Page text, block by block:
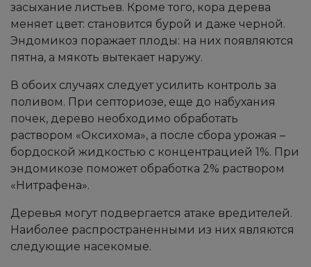
засыхание листьев. Кроме того, кора дерева
меняет цвет: становится бурой и даже черной.
Эндомикоз поражает плоды: на них появляются
пятна, а мякоть вытекает наружу.
В обоих случаях следует усилить контроль за
поливом. При септориозе, еще до набухания
почек, дерево необходимо обработать
раствором «Оксихома», а после сбора урожая –
бордоской жидкостью с концентрацией 1%. При
эндомикозе поможет обработка 2% раствором
«Нитрафена».
Деревья могут подвергается атаке вредителей.
Наиболее распространенными из них являются
следующие насекомые.